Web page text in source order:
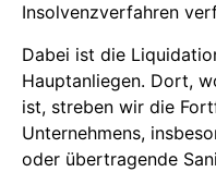
Insolvenzverfahren
Dabei ist die
Hauptanliegen. Dort,
ist, streben wir die
Unternehmens,
oder übertragende